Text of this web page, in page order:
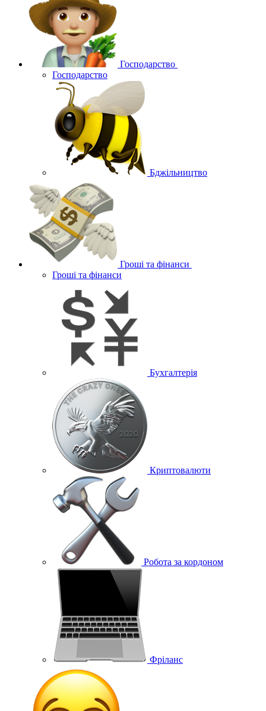
Господарство
Господарство
Бджільництво
Гроші та фінанси
Гроші та фінанси
Бухгалтерія
Криптовалюти
Робота за кордоном
Фріланс